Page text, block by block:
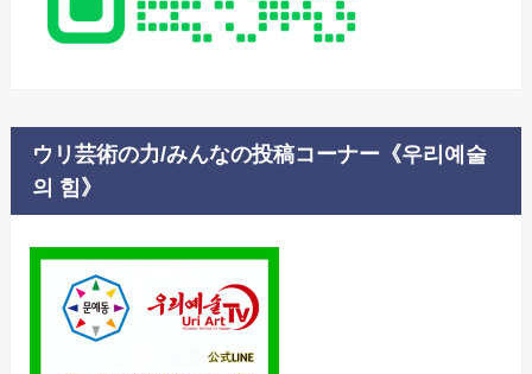
ウリ芸術の力/みんなの投稿コーナー《우리예술
의 힘》